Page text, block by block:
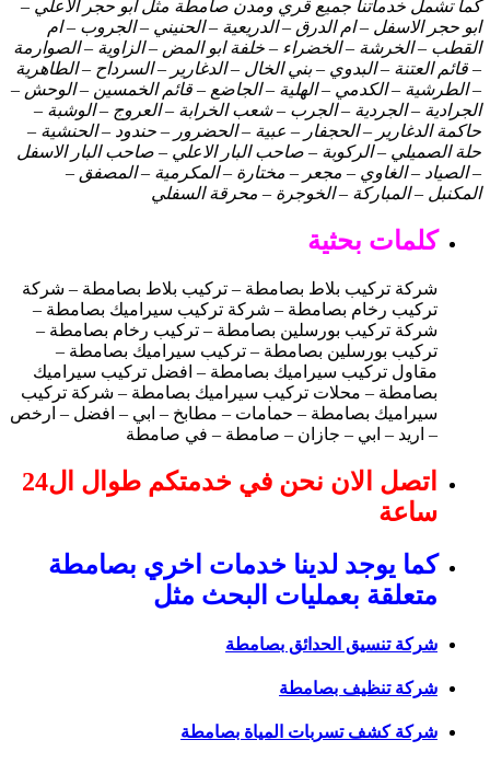
كما تشمل خدماتنا جميع قري ومدن صامطة مثل ابو حجر الاعلي –
ابو حجر الاسفل – ام الدرق – الدريعية – الحنيني – الجروب – ام
القطب – الخرشة – الخضراء – خلفة ابو المض – الزاوية – الصوارمة
– قائم العتنة – البدوي – بني الخال – الدغارير – السرداح – الطاهرية
– الطرشية – الكدمي – الهلية – الجاضع – قائم الخمسين – الوحش –
الجرادية – الجردية – الجرب – شعب الخرابة – العروج – الوشبة –
حاكمة الدغارير – الحجفار – عبية – الحضرور – حندود – الحنشية –
حلة الصميلي – الركوبة – صاحب البار الاعلي – صاحب البار الاسفل
– الصياد – الغاوي – مجعر – مختارة – المكرمية – المصفق –
المكنبل – المباركة – الخوجرة – محرقة السفلي
كلمات بحثية
شركة تركيب بلاط بصامطة – تركيب بلاط بصامطة – شركة
تركيب رخام بصامطة – شركة تركيب سيراميك بصامطة –
شركة تركيب بورسلين بصامطة – تركيب رخام بصامطة –
تركيب بورسلين بصامطة – تركيب سيراميك بصامطة –
مقاول تركيب سيراميك بصامطة – افضل تركيب سيراميك
بصامطة – محلات تركيب سيراميك بصامطة – شركة تركيب
سيراميك بصامطة – حمامات – مطابخ – ابي – افضل – ارخص
– اريد – ابي – جازان – صامطة – في صامطة
اتصل الان نحن في خدمتكم طوال ال24
ساعة
كما يوجد لدينا خدمات اخري بصامطة
متعلقة بعمليات البحث مثل
شركة تنسيق الحدائق بصامطة
شركة تنظيف بصامطة
شركة كشف تسربات المياة بصامطة